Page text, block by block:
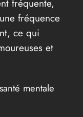
fréquente,
fréquence
ce qui
et
mentale